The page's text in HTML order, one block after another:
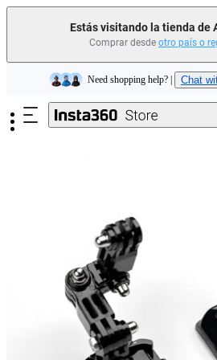
Estás visitando la tienda de
Comprar desde otro país o
Saltar al contenido principal
Insta360 Luna Ultra |Ya
Need shopping help? | Chat
Insta360 Luna Ultra |